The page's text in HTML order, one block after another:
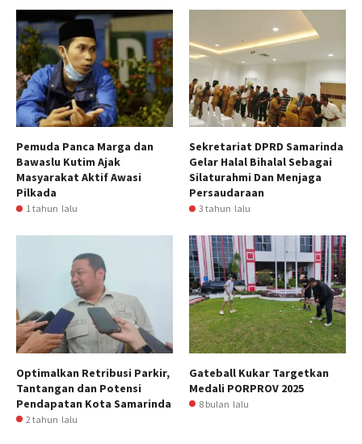
Pemuda Panca Marga dan
Bawaslu Kutim Ajak
Masyarakat Aktif Awasi
Pilkada
1 tahun lalu
Sekretariat DPRD Samarinda
Gelar Halal Bihalal Sebagai
Silaturahmi Dan Menjaga
Persaudaraan
3 tahun lalu
Optimalkan Retribusi Parkir,
Tantangan dan Potensi
Pendapatan Kota Samarinda
2 tahun lalu
Gateball Kukar Targetkan
Medali PORPROV 2025
8 bulan lalu